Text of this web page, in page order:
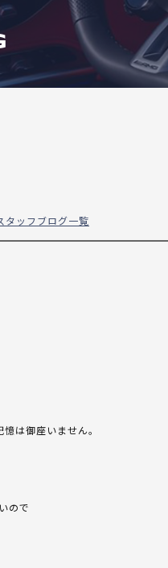
タッフブログ一覧
は御座いません。
ので